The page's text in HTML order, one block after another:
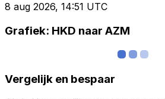
8 aug 2026, 14:51 UTC
Grafiek: HKD naar AZM
Vergelijk en bespaar